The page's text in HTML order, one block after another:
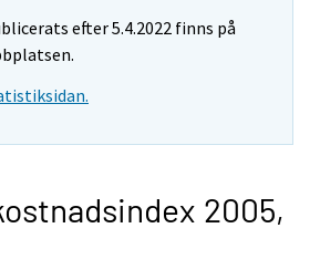
efter 5.4.2022 finns på
2005,